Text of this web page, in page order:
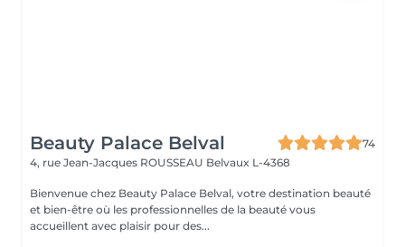
Beauty Palace Belval
74
4, rue Jean-Jacques ROUSSEAU Belvaux L-4368
Bienvenue chez Beauty Palace Belval, votre destination beauté
et bien-être où les professionnelles de la beauté vous
accueillent avec plaisir pour des...